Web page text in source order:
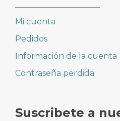
Mi cuenta
Pedidos
Información de la cuenta
Contraseña perdida
Suscribete a